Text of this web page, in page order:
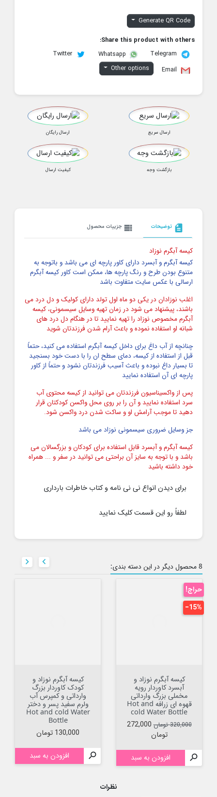
Generate QR Code
Share this product with others:
Telegram
Whatsapp
Twitter
Email
Other options
ارسال سریع ارسال رایگان
بازگشت وجه کیفیت ارسال
description توضیحات view_list جزییات محصول
کیسه آبگرم نوزاد
کیسه آبگرم و آبسرد دارای کاور پارچه ای می باشد و باتوجه به
متنوع بودن طرح و رنگ پارچه ها، ممکن است کاور کیسه آبگرم
ارسالی با عکس سایت متفاوت باشد
اغلب نوزادان در یکی دو ماه اول تولد دارای کولیک و دل درد می
باشند، پیشنهاد می شود در زمان تهیه وسایل سیسمونی، کیسه
آبگرم مخصوص نوزاد را تهیه نمایید تا در هنگام دل درد های
شبانه او استفاده نموده و باعث آرام شدن فرزندتان شوید
چنانچه از آب داغ برای داخل کیسه آبگرم استفاده می کنید، حتماً
قبل از استفاده از کیسه، دمای سطح ان را با دست خود بسنجید
تا بسیار داغ نبوده و باعث آسیب فرزندتان نشود و حتماً از کاور
پارچه ای آن استفاده نمایید
پس از واکسیناسیون فرزندتان می توانید از کیسه محتوی آب
سرد استفاده نمایید و آن را بر روی محل واکسن کودکتان قرار
دهید تا موجب آرامش او و ساکت شدن درد واکسن شود.
جز وسایل ضروری سیسمونی نوزاد می باشد
کیسه آبگرم و آبسرد قابل استفاده برای کودکان و بزرگسالان می
باشد و با توجه به سایز آن براحتی می توانید در سفر و ... همراه
خود داشته باشید
برای دیدن انواع نی نی نامه و کتاب خاطرات بارداری
لطفاً رو این قسمت کلیک نمایید
8 محصول دیگر در این دسته بندی: 
کیسه آبگرم نوزاد و
آبسرد کاوردار رویه
مخملی بزرگ وارداتی
قهوه ای زرافه Hot and
cold Water Bottle
قیمت عادی
320,000 تومان قیمت
272,000
تومان
 افزودن به سبد
حراج!
‎−15%
کیسه آبگرم نوزاد و
کودک کاوردار بزرگ
وارداتی و کمپرس آب
ولرم سفید پسر و دختر
Hot and cold Water
Bottle
قیمت
130,000 تومان
 افزودن به سبد

نظرات